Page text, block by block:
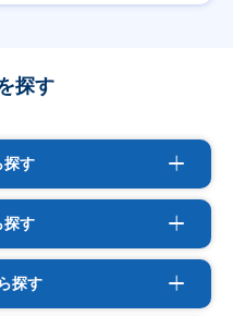
探す
探す
探す
探す